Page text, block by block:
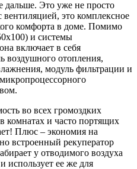
Это уже не просто
это комплексное
комфорта в доме. Помимо
и системы
включает в себя
воздушного отопления,
модуль фильтрации и
во всех громоздких
комнатах и часто портящих
Плюс – экономия на
встроенный рекуператор
у отводимого воздуха
использует ее же для